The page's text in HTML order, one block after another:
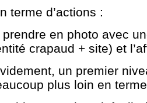
terme d’actions :
prendre en photo avec
crapaud + site) et
un premier
plus loin en